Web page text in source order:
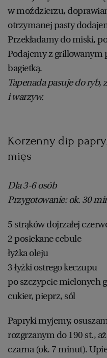
w moździerzu,
otrzymanej pasty
Przekładamy do miski,
Podajemy z grillowanym
bagietką.
Tapenada pasuje do ryb,
i warzyw.
Korzenny dip
mięs
Dla 3-6 osób
Przygotowanie: ok. 30
5 strąków dojrzałej
2 posiekane cebule
łyżka oleju
3 łyżki ostrego keczupu
po szczypcie mielonych
cukier, pieprz, sól
Papryki myjemy,
rozgrzanym do 190 st.,
czarna (ok. 7 minut).